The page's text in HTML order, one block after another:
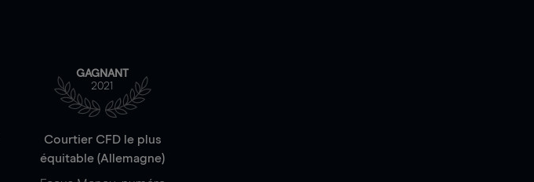
GAGNANT
2021
Courtier CFD le plus
équitable (Allemagne)